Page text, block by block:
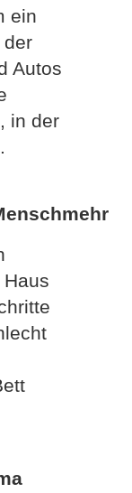
ein
der
Autos
in der